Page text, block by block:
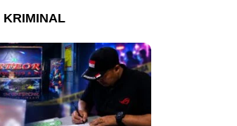
KRIMINAL